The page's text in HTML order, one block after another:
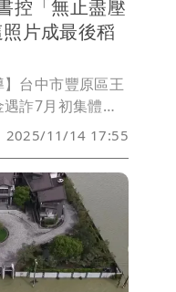
控「無止盡壓
片成最後稻
】台中市豐原區王
詐7月初集體尋
依詐欺等罪將發
訴，求刑15年以
房產抵押還款後
29日傳送割腕、
王家，王家心生
的要錢、無止盡
血淚，成為壓垮
2025/11/14 17:55